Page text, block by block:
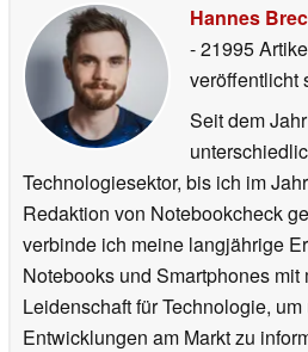
Hannes
- 21995
veröffentlicht
Seit dem
Technologiesektor, bis ich im
Redaktion von Notebookcheck
verbinde ich meine langjährige
Notebooks und Smartphones
Leidenschaft für Technologie,
Entwicklungen am Markt zu